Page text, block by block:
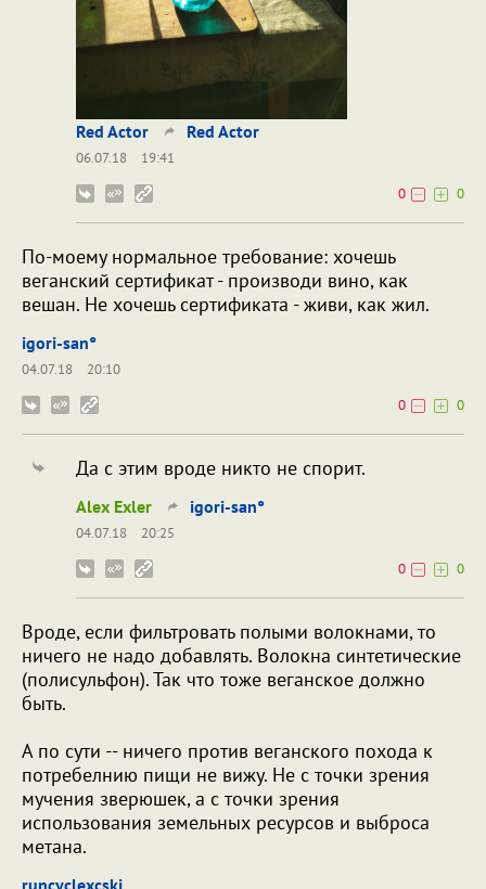
Red Actor Red Actor
06.07.18
19:41
0
0
По-моему нормальное требование: хочешь
веганский сертификат - производи вино, как
вешан. Не хочешь сертификата - живи, как жил.
igori-san°
04.07.18
20:10
0
0
Да с этим вроде никто не спорит.
Alex Exler igori-san°
04.07.18
20:25
0
0
Вроде, если фильтровать полыми волокнами, то
ничего не надо добавлять. Волокна синтетические
(полисульфон). Так что тоже веганское должно
быть.
А по сути -- ничего против веганского похода к
потребелнию пищи не вижу. Не с точки зрения
мучeния зверюшек, а с точки зрения
использования земельных ресурсов и выброса
метана.
runcyclexcski